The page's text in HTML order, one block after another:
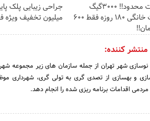
⏳فرصت محدود!! 3000گیگ
اینترنت خانگی 180 روزه فقط 600
میلیون تخفیف ویژه فقط
منتشر کننده:
شهر تهران از جمله سازمان های زیر مجموعه
و بهسازی از تصدی گری به تولی گری، شهرداری
اقدامات برنامه ریزی شده را انجام دهد.